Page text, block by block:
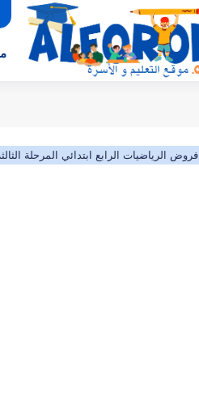
فروض الرياضيات الرابع ابتدائي المرحلة